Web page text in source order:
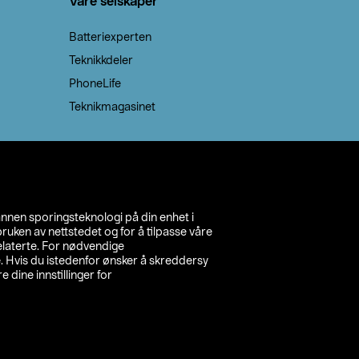
sporingsteknologi på din enhet i
av nettstedet og for å tilpasse våre
For nødvendige
Hvis du istedenfor ønsker å skreddersy
dine innstillinger for
Batteriexperten
Teknikkdeler
PhoneLife
Teknikmagasinet